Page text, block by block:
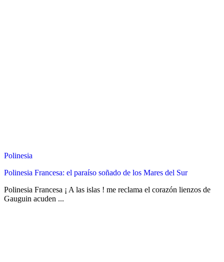
Polinesia
Polinesia Francesa: el paraíso soñado de los Mares del Sur
Polinesia Francesa ¡ A las islas ! me reclama el corazón lienzos de
Gauguin acuden ...